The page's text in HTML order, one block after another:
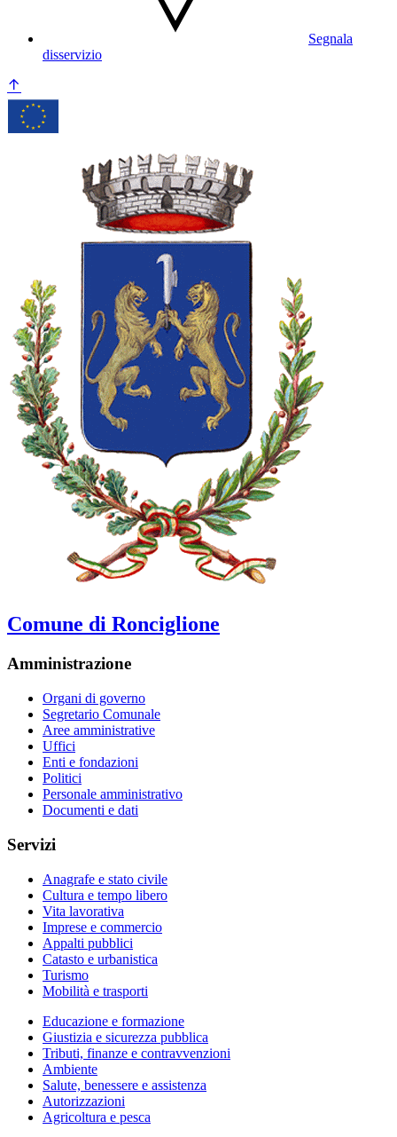
Segnala
disservizio
Comune di Ronciglione
Amministrazione
Organi di governo
Segretario Comunale
Aree amministrative
Uffici
Enti e fondazioni
Politici
Personale amministrativo
Documenti e dati
Servizi
Anagrafe e stato civile
Cultura e tempo libero
Vita lavorativa
Imprese e commercio
Appalti pubblici
Catasto e urbanistica
Turismo
Mobilità e trasporti
Educazione e formazione
Giustizia e sicurezza pubblica
Tributi, finanze e contravvenzioni
Ambiente
Salute, benessere e assistenza
Autorizzazioni
Agricoltura e pesca